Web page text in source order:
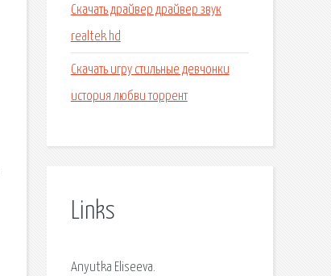
Скачать драйвер драйвер звук
realtek hd
Скачать игру стильные девчонки
история любви торрент
Links
Anyutka Eliseeva.